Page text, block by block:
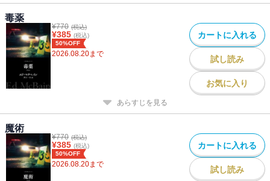
毒薬
¥770 (税込)
¥385 (税込)
50%OFF
2026.08.20まで
カートに入れる
試し読み
お気に入り
あらすじを見る
魔術
¥770 (税込)
¥385 (税込)
50%OFF
2026.08.20まで
カートに入れる
試し読み